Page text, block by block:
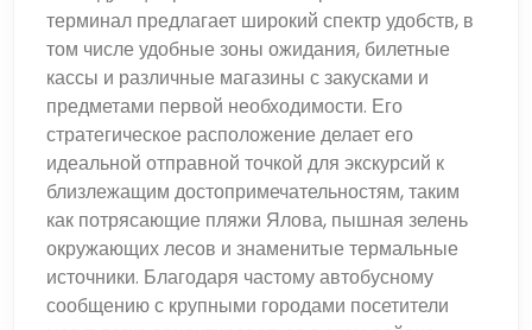
терминал предлагает широкий спектр удобств, в
том числе удобные зоны ожидания, билетные
кассы и различные магазины с закусками и
предметами первой необходимости. Его
стратегическое расположение делает его
идеальной отправной точкой для экскурсий к
близлежащим достопримечательностям, таким
как потрясающие пляжи Ялова, пышная зелень
окружающих лесов и знаменитые термальные
источники. Благодаря частому автобусному
сообщению с крупными городами посетители